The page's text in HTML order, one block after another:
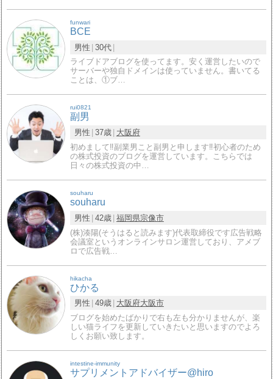
funwari
BCE
男性 30代
ライブドアブログを使ってます。安く運営したいので
サーバーや独自ドメインは使っていません。書いてる
ことは、①ブ…
rui0821
副男
男性 37歳
大阪府
初めまして‼副業男こと副男と申します‼初心者のため
の株式投資のブログを運営しています。こちらでは
日々の株式投資の中…
souharu
souharu
男性 42歳 福岡県宗像市
(株)湊陽(そうはると読みます)代表取締役です広告戦略
会議室というオンラインサロン運営しており、アメブ
ロで広告戦…
hikacha
ひかる
男性 49歳 大阪府大阪市
ブログを始めたばかりで右も左も分かりませんが、楽
しい猫ライフを更新していきたいと思いますのでよろ
しくお願い致します。
intestine-immunity
サプリメントアドバイザー@hiro